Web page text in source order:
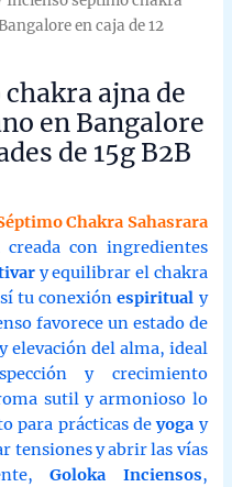
en caja de 12
ajna de
en Bangalore
de 15g B2B
€
€
Chakra Sahasrara
con ingredientes
y equilibrar el chakra
tu conexiónespiritual y
favorece un estado de
elevación del alma, ideal
y crecimiento
sutil y armonioso lo
para prácticas deyoga y
tensiones y abrir las vías
Goloka Inciensos,